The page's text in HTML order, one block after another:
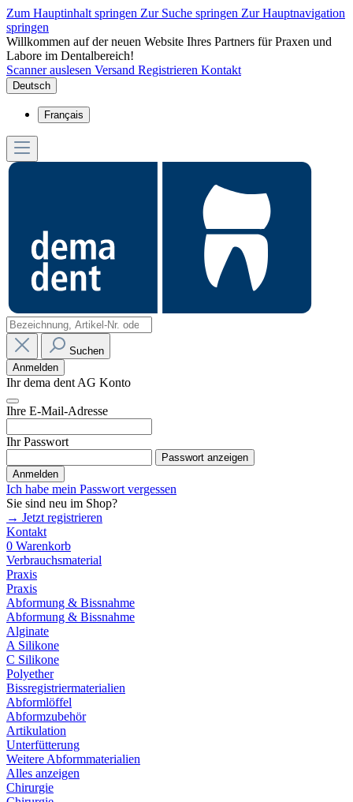
Zum Hauptinhalt springen Zur Suche springen Zur Hauptnavigation
springen
Willkommen auf der neuen Website Ihres Partners für Praxen und
Labore im Dentalbereich!
Scanner auslesen Versand Registrieren Kontakt
Deutsch
Français
Suchen
Anmelden
Ihr dema dent AG Konto
Ihre E-Mail-Adresse
Ihr Passwort
Passwort anzeigen
Anmelden
Ich habe mein Passwort vergessen
Sie sind neu im Shop?
→ Jetzt registrieren
Kontakt
0 Warenkorb
Verbrauchsmaterial
Praxis
Praxis
Abformung & Bissnahme
Abformung & Bissnahme
Alginate
A Silikone
C Silikone
Polyether
Bissregistriermaterialien
Abformlöffel
Abformzubehör
Artikulation
Unterfütterung
Weitere Abformmaterialien
Alles anzeigen
Chirurgie